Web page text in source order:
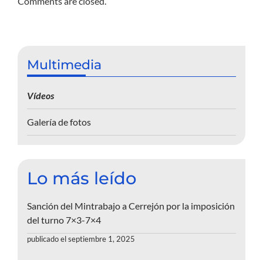
Multimedia
Vídeos
Galería de fotos
Lo más leído
Sanción del Mintrabajo a Cerrejón por la imposición
del turno 7×3-7×4
publicado el septiembre 1, 2025